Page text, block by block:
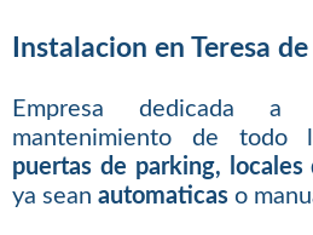
Instalacion en Teresa
Empresa dedicada
mantenimiento de todo
puertas de parking,
ya sean automaticaso